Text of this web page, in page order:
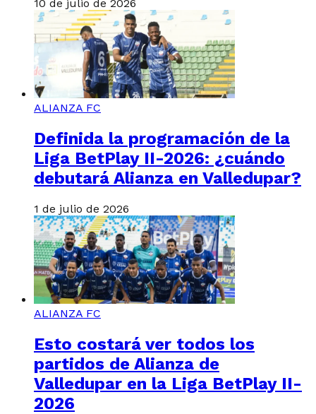
10 de julio de 2026
ALIANZA FC
Definida la programación de la
Liga BetPlay II-2026: ¿cuándo
debutará Alianza en Valledupar?
1 de julio de 2026
ALIANZA FC
Esto costará ver todos los
partidos de Alianza de
Valledupar en la Liga BetPlay II-
2026